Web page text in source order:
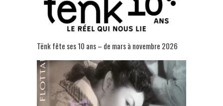
Tënk fête ses 10 ans – de mars à novembre 2026